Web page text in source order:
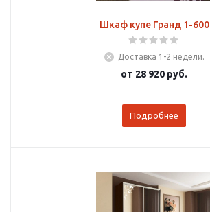
Шкаф купе Гранд 1-600
Доставка 1-2 недели.
от 28 920 руб.
Подробнее